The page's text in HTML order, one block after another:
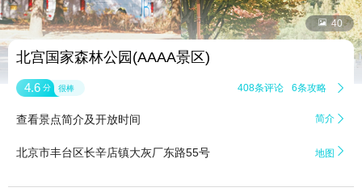
 40
北宫国家森林公园(AAAA景区)
4.6 分 很棒 408条评论 6条攻略 
查看景点简介及开放时间 简介 
北京市丰台区长辛店镇大灰厂东路55号 地图 